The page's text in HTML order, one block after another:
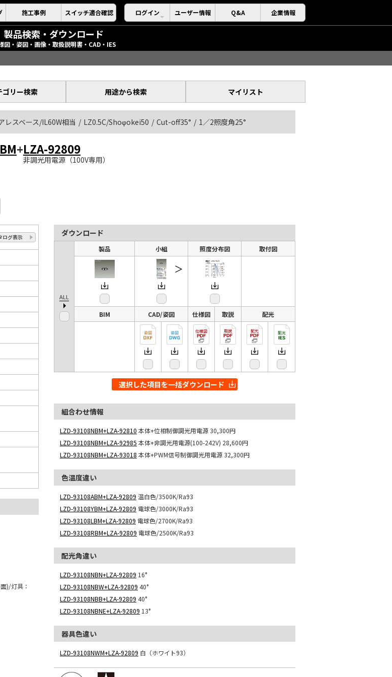
施工事例 スイッチ適合確認 ログイン ユーザー情報 Q&A 企業情報
製品検索・ダウンロード
図・姿図・画像・取扱説明書・CAD・IES
ゴリー検索 用途から検索 マイリスト
レスベース/IL60W相当 LZ0.5C/Shoφokei50 Cut-off35° 1／2照度角25°
+LZA-92809
非調光用電源（100V専用）
ログ表示
)/灯具：
ダウンロード
ALL
製品 小組 照度分布図 取付図
＞
BIM CAD/姿図 仕様図 取説 配光
選択した項目を一括ダウンロード
組合わせ情報
LZD-93108NBM+LZA-92810 本体+位相制御調光用電源30,300円
LZD-93108NBM+LZA-92985 本体+非調光用電源(100-242V) 28,600円
LZD-93108NBM+LZA-93018 本体+PWM信号制御調光用電源32,300円
色温度違い
LZD-93108ABM+LZA-92809 温白色/3500K/Ra93
LZD-93108YBM+LZA-92809 電球色/3000K/Ra93
LZD-93108LBM+LZA-92809 電球色/2700K/Ra93
LZD-93108RBM+LZA-92809 電球色/2500K/Ra93
配光角違い
LZD-93108NBN+LZA-92809 16°
LZD-93108NBW+LZA-92809 40°
LZD-93108NBB+LZA-92809 40°
LZD-93108NBNE+LZA-92809 13°
器具色違い
LZD-93108NWM+LZA-92809 白（ホワイト93）